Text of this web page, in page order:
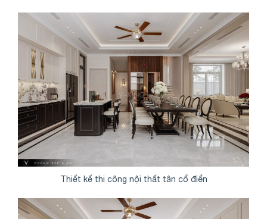
Thiết kế thi công nội thất tân cổ điển